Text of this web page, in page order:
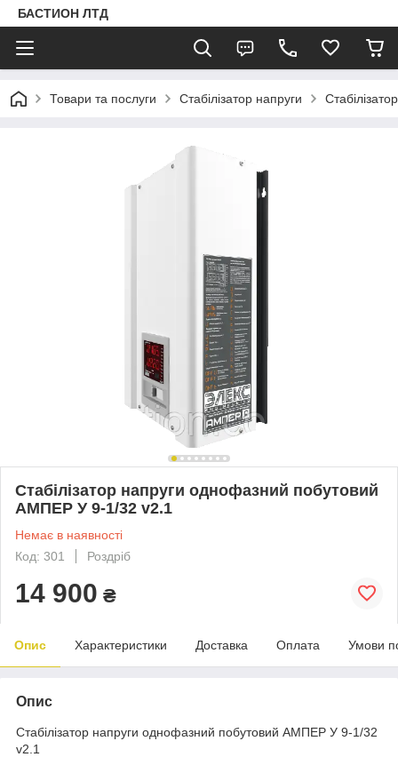
БАСТИОН ЛТД
Товари та послуги Стабілізатор напруги
Стабілізатор напруги однофазний побутовий
АМПЕР У 9-1/32 v2.1
Немає в наявності
Код: 301
Роздріб
14 900 ₴
Опис Характеристики Доставка Оплата Умови
Опис
Стабілізатор напруги однофазний побутовий АМПЕР У 9-1/32
v2.1